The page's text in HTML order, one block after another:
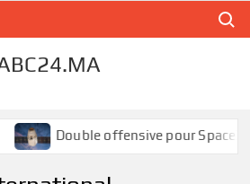
offensive pour SpaceX :